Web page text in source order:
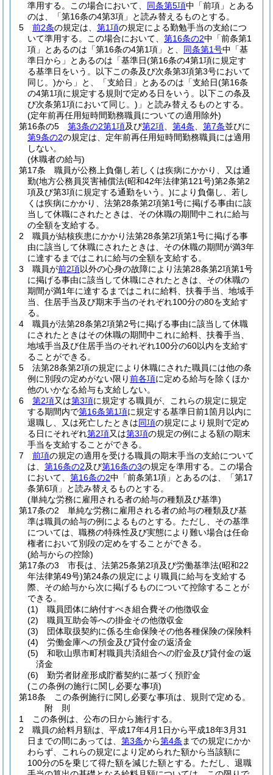
準用する。
この場合において、 同条第5項中「前項」とある
のは、「第16条の4第3項」と読み替えるものとする。
5
前2条の規定は、 第1項の規定による勤勉手当の支給につ
いて準用する。
この場合において、 第16条の2中「前条第1
項」とあるのは「第16条の4第1項」と、 同条第1号中「基
準日から」とあるのは「基準日(第16条の4第1項に規定す
る基準日をいう。以下この条及び次条第3項第3号において
同じ。)から」と、「支給日」とあるのは「支給日(第16条
の4第1項に規定する規則で定める日をいう。以下この条及
び次条第1項において同じ。) 」と読み替えるものとする。
(定年前再任用短時間勤務職員についての適用除外)
第16条の5
第3条の2第1項及び第2項 第4条 第7条並びに
第9条の2の規定は、定年前再任用短時間勤務職員には適用
しない。
(休職者の給与)
第17条
職員が公務上負傷し若しくは疾病にかかり、又は通
勤(地方公務員災害補償法(昭和42年法律第121号)第2条第2
項及び第3項に規定する通勤をいう。)により負傷し、若し
くは疾病にかかり、法第28条第2項第1号に掲げる事由に該
当して休職にされたときは、その休職の期間中これに給与
の全額を支給する。
2
職員が結核疾患にかかり法第28条第2項第1号に掲げる事
由に該当して休職にされたときは、その休職の期間が満3年
に達するまではこれに給与の全額を支給する。
3
職員が前2項以外の心身の故障により法第28条第2項第1号
に掲げる事由に該当して休職にされたときは、その休職の
期間が満1年に達するまではこれに給料、扶養手当、地域手
当、住居手当及び期末手当のそれぞれ100分の80を支給す
る。
4
職員が法第28条第2項第2号に掲げる事由に該当して休職
にされたときはその休職の期間中これに給料、扶養手当、
地域手当及び住居手当のそれぞれ100分の60以内を支給す
ることができる。
5
法第28条第2項の規定により休職にされた職員には他の条
例に別段の定めがない限り前各項に定める給与を除くほか
他のいかなる給与も支給しない。
6
第2項又は第3項に規定する職員が、これらの規定に規定
する期間内で第16条第1項に規定する基準日前1箇月以内に
退職し、又は死亡したときは同項の規定により規則で定め
る日にそれぞれ第2項又は第3項の規定の例による額の期末
手当を支給することができる。
7
前項の規定の適用を受ける職員の期末手当の支給について
は、 第16条の2及び第16条の3の規定を準用する。
この場合
において、 第16条の2中「前条第1項」とあるのは、「第17
条第6項」と読み替えるものとする。
(単純な労務に雇用される者の給与の種類及び基準)
第17条の2
単純な労務に雇用される者の給与の種類及び基
準は職員の給与の例によるものとする。 ただし、その基準
については、職務の特殊性及び実態により難い場合は任命
権者において別段の定めをすることができる。
(給与からの控除)
第17条の3
市長は、法第25条第2項及び労働基準法(昭和22
年法律第49号)第24条の規定により職員に給与を支給する
際、その給与から次に掲げるものについて控除することが
できる。
(1)
職員団体に納付すべき組合費その他徴収金
(2)
職員互助会等への掛金その他徴収金
(3)
団体取扱契約に係る生命保険その他各種保険の保険料
(4)
労働金庫への預金及び貸付金の返済金
(5)
和歌山県市町村職員共済組合への貯金及び貸付金の返
済金
(6)
勤労者財産形成貯蓄契約に基づく預貯金
(この条例の施行に関し必要な事項)
第18条
この条例施行に関し必要な事項は、規則で定める。
附 則
1
この条例は、公布の日から施行する。
2
職員の給料月額は、平成17年4月1日から平成18年3月31
日までの間にあっては、 第3条から第4条 までの規定にかか
わらず、これらの規定により定められた額から当該額に
100分の5を乗じて得た額を減じた額とする。 ただし、退職